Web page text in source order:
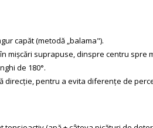
capăt (metodă „balama").
suprapuse, dinspre centru spre
de 180°.
direcție, pentru a evita diferențe de